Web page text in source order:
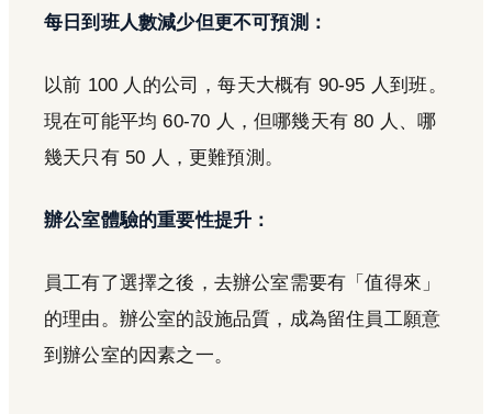
每日到班人數減少但更不可預測：
以前 100 人的公司，每天大概有 90-95 人到班。
現在可能平均 60-70 人，但哪幾天有 80 人、哪
幾天只有 50 人，更難預測。
辦公室體驗的重要性提升：
員工有了選擇之後，去辦公室需要有「值得來」
的理由。辦公室的設施品質，成為留住員工願意
到辦公室的因素之一。